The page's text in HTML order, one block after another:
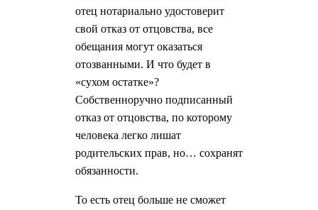
отец нотариально удостоверит
свой отказ от отцовства, все
обещания могут оказаться
отозванными. И что будет в
«сухом остатке»?
Собственноручно подписанный
отказ от отцовства, по которому
человека легко лишат
родительских прав, но… сохранят
обязанности.
То есть отец больше не сможет